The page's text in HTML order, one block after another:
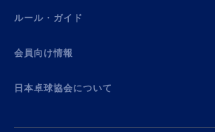
ルール・ガイド
会員向け情報
日本卓球協会について